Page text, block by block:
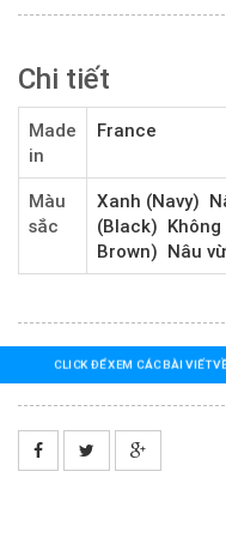
Chi tiết
Made
in
France
Màu
sắc
Xanh (Navy)
(Black)
Brown) Nâu
CLICK ĐỂ XEM CÁC BÀI VIẾT